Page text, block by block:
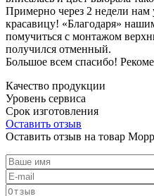
Примерно через 2 недели
красавицу! «Благодаря»
помучиться с монтажом
получился отменный.
Большое всем спасибо!
Качество продукции
Уровень сервиса
Срок изготовления
Оставить отзыв
Оставить отзыв на товар